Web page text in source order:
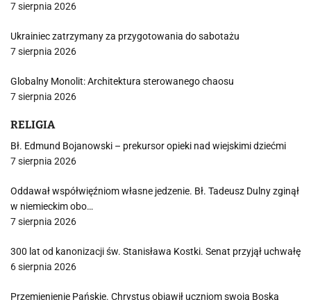
7 sierpnia 2026
Ukrainiec zatrzymany za przygotowania do sabotażu
7 sierpnia 2026
Globalny Monolit: Architektura sterowanego chaosu
7 sierpnia 2026
RELIGIA
Bł. Edmund Bojanowski – prekursor opieki nad wiejskimi dziećmi
7 sierpnia 2026
Oddawał współwięźniom własne jedzenie. Bł. Tadeusz Dulny zginął
w niemieckim obo…
7 sierpnia 2026
300 lat od kanonizacji św. Stanisława Kostki. Senat przyjął uchwałę
6 sierpnia 2026
Przemienienie Pańskie. Chrystus objawił uczniom swoją Boską